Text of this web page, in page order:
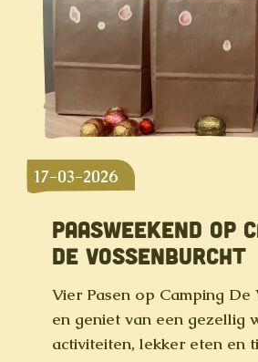
17-03-2026
PAASWEEKEND OP
DE VOSSENBURCHT
Vier Pasen op Camping De
en geniet van een gezellig
activiteiten, lekker eten en